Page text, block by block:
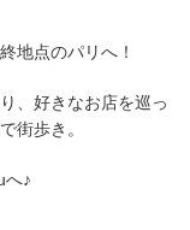
地点のパリへ！
、好きなお店を巡っ
街歩き。
へ♪